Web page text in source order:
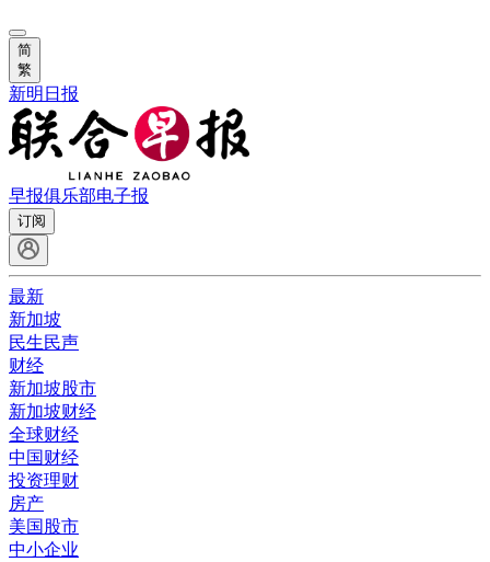
简
繁
新明日报
早报俱乐部电子报
订阅
最新
新加坡
民生民声
财经
新加坡股市
新加坡财经
全球财经
中国财经
投资理财
房产
美国股市
中小企业